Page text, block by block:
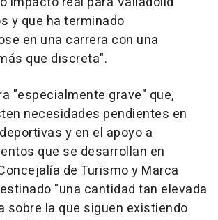
y que ha terminado
en una carrera con una
que discreta".
"especialmente grave" que,
necesidades pendientes en
y en el apoyo a
que se desarrollan en
de Turismo y Marca
"una cantidad tan elevada
sobre la que siguen existiendo